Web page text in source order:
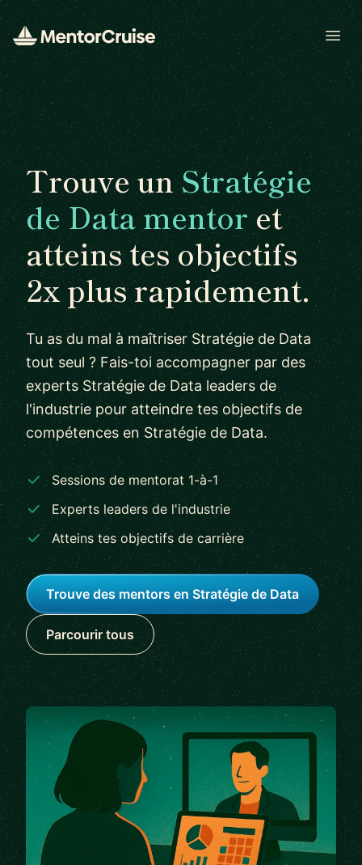
Trouve unStratégie
de Data mentoret
atteins tes objectifs
2x plus rapidement.
Tu as du mal à maîtriser Stratégie de Data
tout seul ? Fais-toi accompagner par des
experts Stratégie de Data leaders de
l'industrie pour atteindre tes objectifs de
compétences en Stratégie de Data.
Sessions de mentorat 1-à-1
Experts leaders de l'industrie
Atteins tes objectifs de carrière
Trouve des mentors en Stratégie de Data
Parcourir tous